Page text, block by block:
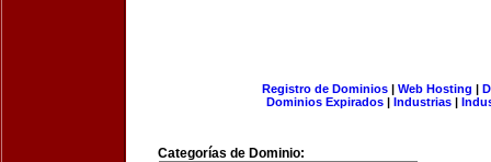
Registro de Dominios| Web Hosting |
Dominios Expirados | Industrias |
Categorías de Dominio: